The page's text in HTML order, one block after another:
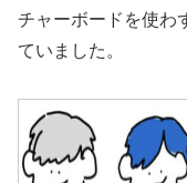
チャーボードを使わ
ていました。